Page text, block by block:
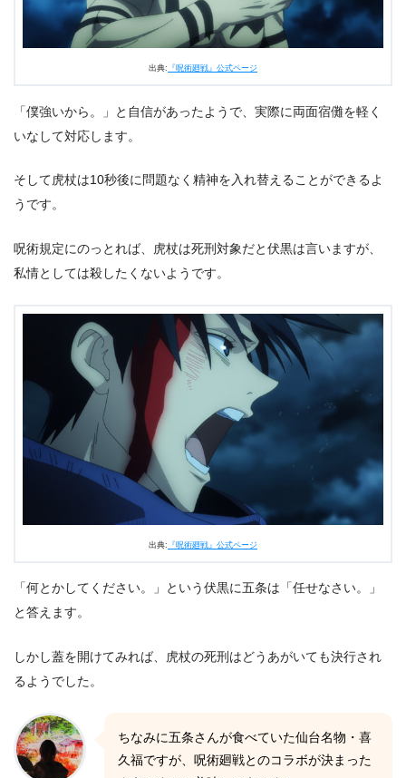
出典: 『呪術廻戦』公式ページ
「僕強いから。」と自信があったようで、実際に両面宿儺を軽く
いなして対応します。
そして虎杖は10秒後に問題なく精神を入れ替えることができるよ
うです。
呪術規定にのっとれば、虎杖は死刑対象だと伏黒は言いますが、
私情としては殺したくないようです。
出典: 『呪術廻戦』公式ページ
「何とかしてください。」という伏黒に五条は「任せなさい。」
と答えます。
しかし蓋を開けてみれば、虎杖の死刑はどうあがいても決行され
るようでした。
ちなみに五条さんが食べていた仙台名物・喜
久福ですが、呪術廻戦とのコラボが決まった